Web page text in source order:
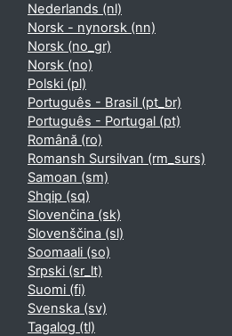
Nederlands ‎(nl)‎
Norsk - nynorsk ‎(nn)‎
Norsk ‎(no_gr)‎
Norsk ‎(no)‎
Polski ‎(pl)‎
Português - Brasil ‎(pt_br)‎
Português - Portugal ‎(pt)‎
Română ‎(ro)‎
Romansh Sursilvan ‎(rm_surs)‎
Samoan ‎(sm)‎
Shqip ‎(sq)‎
Slovenčina ‎(sk)‎
Slovenščina ‎(sl)‎
Soomaali ‎(so)‎
Srpski ‎(sr_lt)‎
Suomi ‎(fi)‎
Svenska ‎(sv)‎
Tagalog ‎(tl)‎